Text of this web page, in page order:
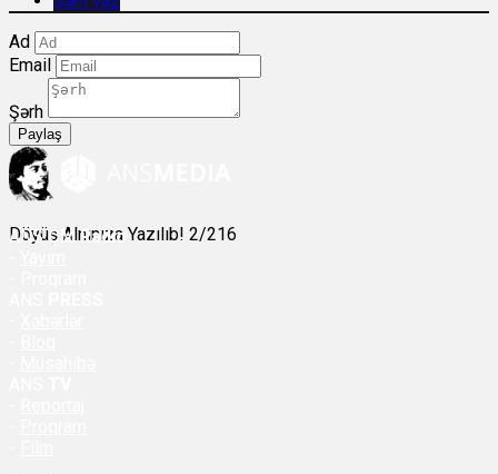
Ad
Email
Şərh
Paylaş
Döyüş Alnınıza Yazılıb! 2/216
ANSÇM Radio